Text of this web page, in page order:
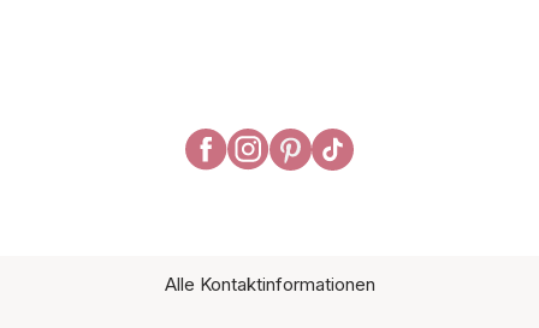
Alle Kontaktinformationen